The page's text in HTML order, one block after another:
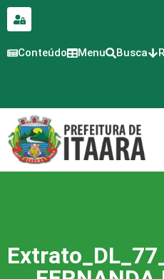
conteúdo
Conteúdo Menu Busca